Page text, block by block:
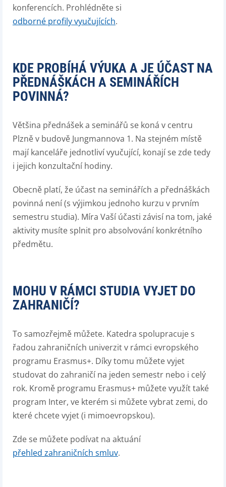
konferencích. Prohlédněte si
odborné profily vyučujících.
KDE PROBÍHÁ VÝUKA A JE ÚČAST NA
PŘEDNÁŠKÁCH A SEMINÁŘÍCH
POVINNÁ?
Většina přednášek a seminářů se koná v centru
Plzně v budově Jungmannova 1. Na stejném místě
mají kanceláře jednotliví vyučující, konají se zde tedy
i jejich konzultační hodiny.
Obecně platí, že účast na seminářích a přednáškách
povinná není (s výjimkou jednoho kurzu v prvním
semestru studia). Míra Vaší účasti závisí na tom, jaké
aktivity musíte splnit pro absolvování konkrétního
předmětu.
MOHU V RÁMCI STUDIA VYJET DO
ZAHRANIČÍ?
To samozřejmě můžete. Katedra spolupracuje s
řadou zahraničních univerzit v rámci evropského
programu Erasmus+. Díky tomu můžete vyjet
studovat do zahraničí na jeden semestr nebo i celý
rok. Kromě programu Erasmus+ můžete využít také
program Inter, ve kterém si můžete vybrat zemi, do
které chcete vyjet (i mimoevropskou).
Zde se můžete podívat na aktuání
přehled zahraničních smluv.